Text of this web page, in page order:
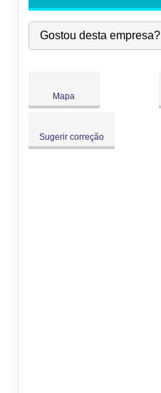
Qua:
09:00-18:00
Qui:
09:00-18:00
Gostou desta empresa?
Mapa
Sugerir correção